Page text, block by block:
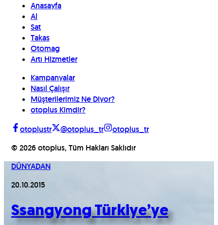
Anasayfa
Al
Sat
Takas
Otomag
Artı Hizmetler
Kampanyalar
Nasıl Çalışır
Müşterilerimiz Ne Diyor?
otoplus Kimdir?
otoplustr
@otoplus_tr
otoplus_tr
© 2026 otoplus, Tüm Hakları Saklıdır
DÜNYADAN
20.10.2015
Ssangyong Türkiye’ye